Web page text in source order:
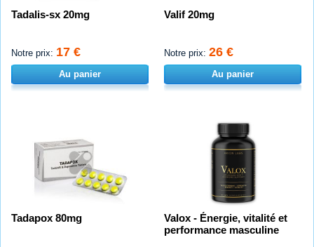
Tadalis-sx 20mg
Notre prix: 17 €
Au panier
Valif 20mg
Notre prix: 26 €
Au panier
Tadapox 80mg
Valox - Énergie, vitalité et
performance masculine